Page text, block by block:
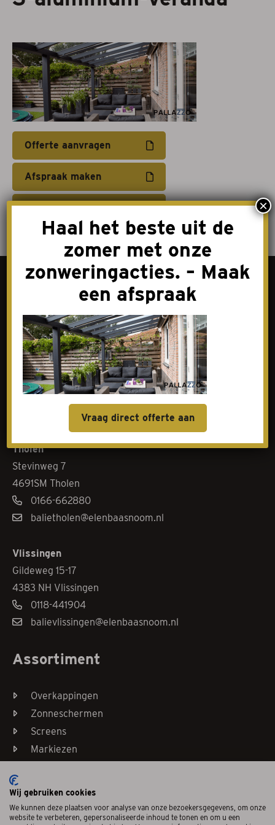
Over ons
Acties
Afspraak maken
Contact
Offerte aanvragen
Afspraak maken
Download brochure
Goes
Livingstoneweg 46
4462 GL Goes
0113-342101
baliegoes@elenbaasnoom.nl
Tholen
Stevinweg 7
4691SM Tholen
0166-662880
balietholen@elenbaasnoom.nl
Vlissingen
Gildeweg 15-17
4383 NH Vlissingen
0118-441904
balievlissingen@elenbaasnoom.nl
Assortiment
Overkappingen
Zonneschermen
Screens
Markiezen
Haal het beste uit de
zomer met onze
zonweringacties. – Maak
een afspraak
Vraag direct offerte aan
×
Wij gebruiken cookies
We kunnen deze plaatsen voor analyse van onze bezoekersgegevens, om onze
website te verbeteren, gepersonaliseerde inhoud te tonen en om u een